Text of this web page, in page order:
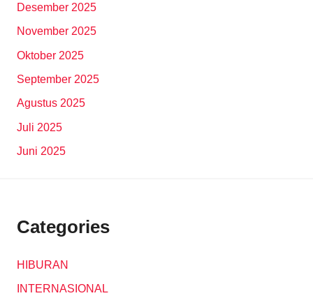
Desember 2025
November 2025
Oktober 2025
September 2025
Agustus 2025
Juli 2025
Juni 2025
Categories
HIBURAN
INTERNASIONAL